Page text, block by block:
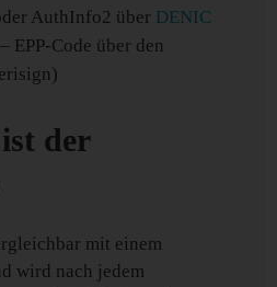
AuthInfo2 über DENIC
– EPP-Code über den
der
mit einem
wird nach jedem